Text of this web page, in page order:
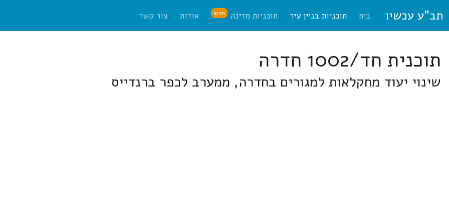
תב"ע עכשיו בית תוכניות בניין עיר תוכניות מדינה חדש אודות צור קשר
תוכנית חד/1002 חדרה
שינוי יעוד מחקלאות למגורים בחדרה, ממערב לכפר ברנדייס